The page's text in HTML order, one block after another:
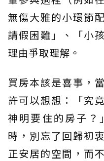
無傷大雅的小環節
請假困難」、「小
理由爭取理解。
買房本該是喜事，
許可以想想：「究
神明要住的房子？
時，別忘了回歸初
正安居的空間，而